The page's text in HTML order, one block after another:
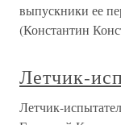
выпускники ее
(Константин
Летчик-
Летчик-